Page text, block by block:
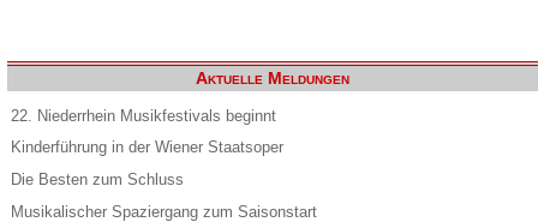
Aktuelle Meldungen
22. Niederrhein Musikfestivals beginnt
Kinderführung in der Wiener Staatsoper
Die Besten zum Schluss
Musikalischer Spaziergang zum Saisonstart